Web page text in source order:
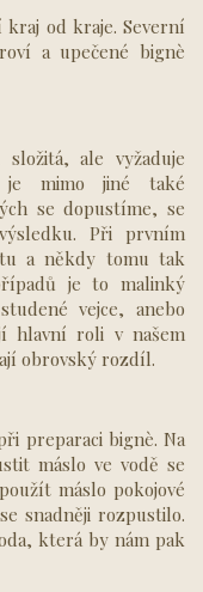
od kraje. Severní
a upečené bignè
ale vyžaduje
je mimo jiné také
se dopustíme, se
Při prvním
a někdy tomu tak
je to malinký
vejce, anebo
hlavní roli v našem
obrovský rozdíl.
preparaci bignè. Na
máslo ve vodě se
máslo pokojové
snadněji rozpustilo.
která by nám pak